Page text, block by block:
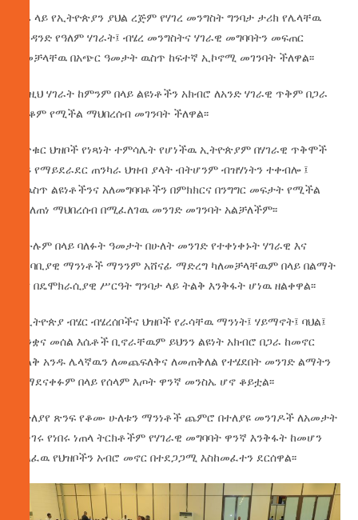
ዛሬ ላይ የኢትዮጵያን ያህል ረጅም የሃገረ መንግስት ግንባታ ታሪክ የሌላቸዉ
አንዳንድ የዓለም ሃገራት፤ ብሄረ መንግስትና ሃገራዊ መግባባትን መፍጠር
በመቻላቸዉ በአጭር ዓመታት ዉስጥ ከፍተኛ ኢኮኖሚ መገንባት ችለዋል፡፡
እነዚህ ሃገራት ከምንም በላይ ልዩነቶችን አክብሮ ለአንድ ሃገራዊ ጥቅም በጋራ
መቆም የሚችል ማህበረሰብ መገንባት ችለዋል፡፡
የጥቁር ህዝቦች የነጻነት ተምሳሌት የሆነችዉ ኢትዮጵያም በሃገራዊ ጥቅሞች
ላይ የማይደራደር ጠንካራ ህዝብ ያላት ብትሆንም ብዝሃነትን ተቀብሎ ፤
የዉስጥ ልዩነቶችንና አለመግባባቶችን በምክክርና በንግግር መፍታት የሚችል
የሰለጠነ ማህበረሰብ በሚፈለገዉ መንገድ መገንባት አልቻለችም፡፡
ከሁሉም በላይ ባለፉት ዓመታት በሁለት መንገድ የተቀነቀኑት ሃገራዊ እና
አካባቢያዊ ማንነቶች ማንንም አሸናፊ ማድረግ ካለመቻላቸዉም በላይ በልማት
እና በዴሞክራሲያዊ ሥርዓት ግንባታ ላይ ትልቅ እንቅፋት ሆነዉ ዘልቀዋል፡፡
የኢትዮጵያ ብሄር ብሄረሰቦችና ህዝቦች የራሳቸዉ ማንነት፤ ሃይማኖት፤ ባህል፤
ቋንቋና መሰል እሴቶች ቢኖራቸዉም ይህንን ልዩነት አክብሮ በጋራ ከመኖር
ይልቅ አንዱ ሌላኛዉን ለመጨፍለቅና ለመጠቅለል የተሄደበት መንገድ ልማትን
ከማደናቀፉም በላይ የሰላም እጦት ዋንኛ መንስኤ ሆኖ ቆይቷል፡፡
በተለያየ ጽንፍ የቆሙ ሁለቱን ማንነቶች ጨምሮ በተለያዩ መንገዶች ለአመታት
ሲነገሩ የነበሩ ነጠላ ትርክቶችም የሃገራዊ መግባባት ዋንኛ እንቅፋት ከመሆን
አልፈዉ የህዝቦችን አብሮ መኖር በተደጋጋሚ እስከመፈተን ደርሰዋል፡፡